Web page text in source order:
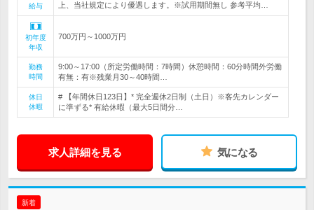
給与
上、当社規定により優遇します。※試用期間無し 参考平均…
初年度
年収
700万円～1000万円
勤務
時間
9:00～17:00（所定労働時間：7時間）休憩時間：60分時間外労働
有無：有※残業月30～40時間…
休日
休暇
# 【年間休日123日】* 完全週休2日制（土日）※客先カレンダー
に準ずる* 有給休暇（最大5日間分…
求人詳細を見る 気になる
新着